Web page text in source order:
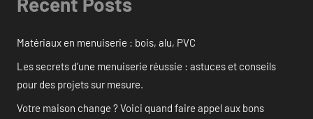
Matériaux en menuiserie : bois, alu, PVC
Les secrets d’une menuiserie réussie : astuces et conseils
pour des projets sur mesure.
Votre maison change ? Voici quand faire appel aux bons